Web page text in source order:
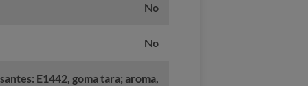
No
No
E1442, goma tara; aroma,